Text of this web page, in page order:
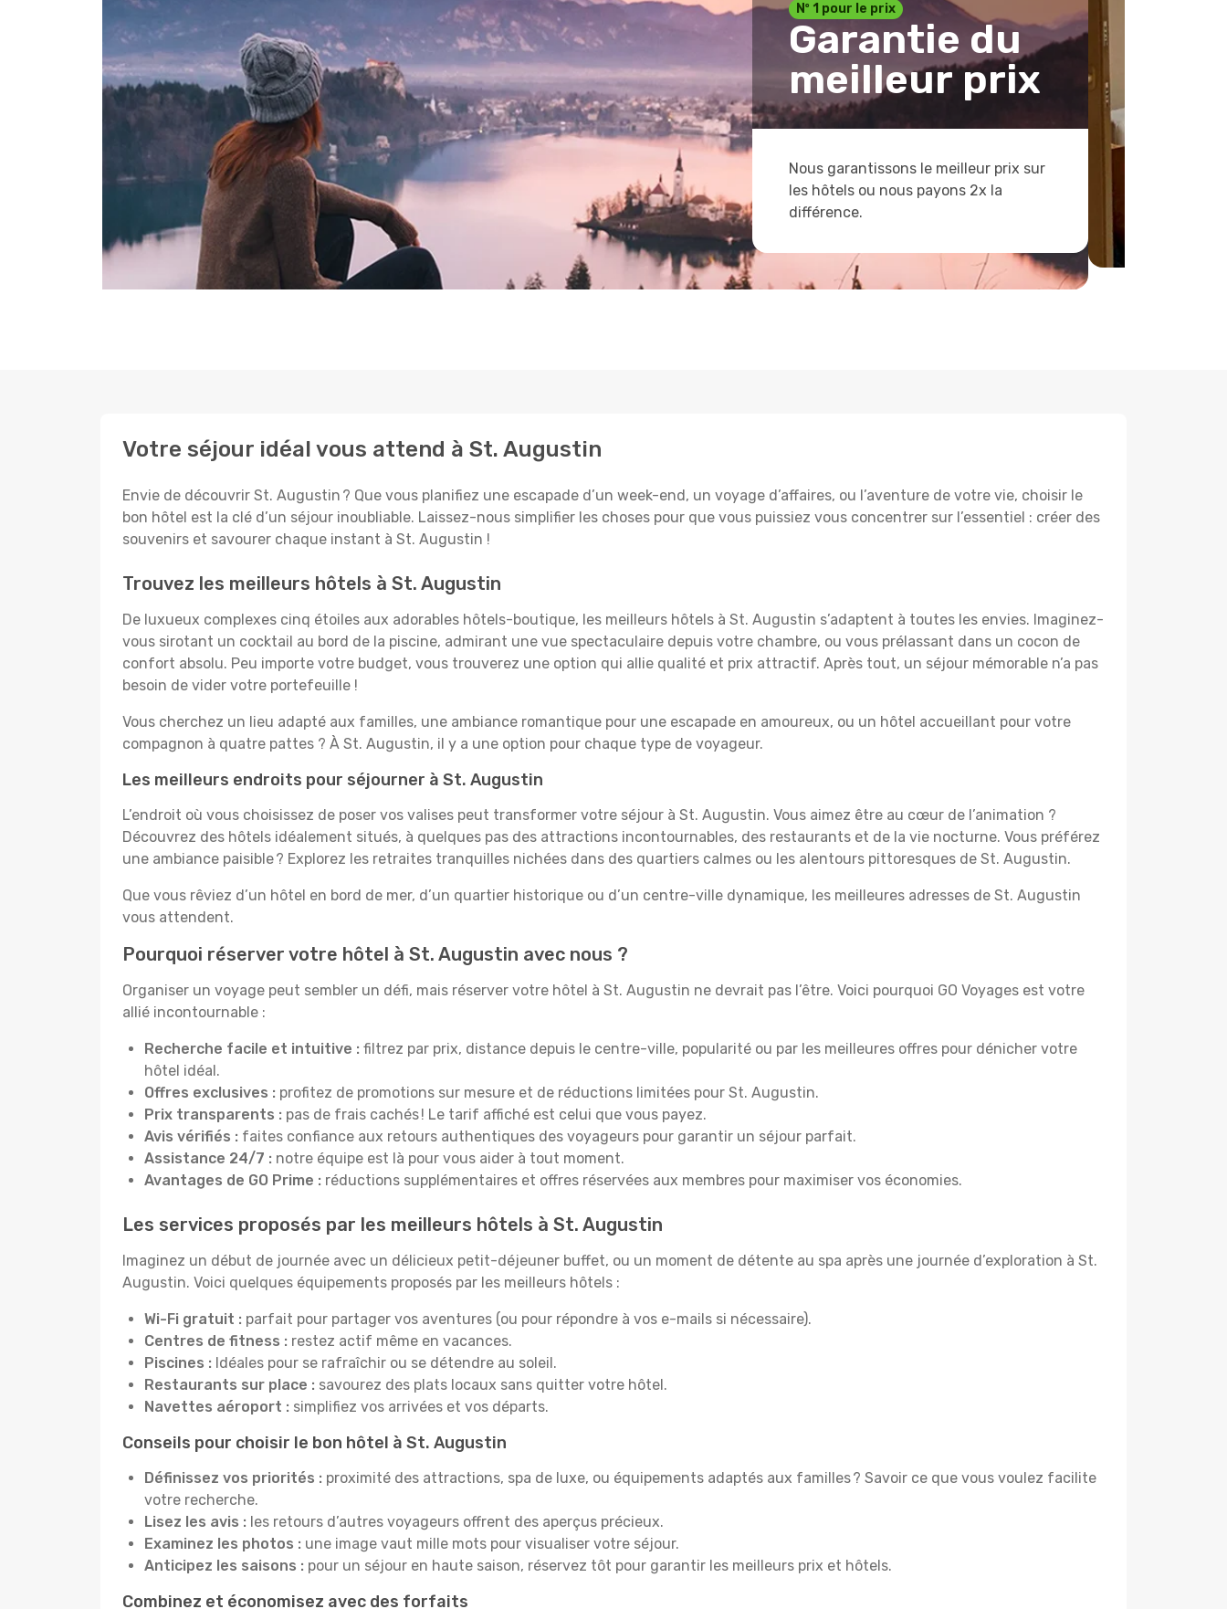
Nº 1 pour le prix
Garantie du
meilleur prix
Nous garantissons le meilleur prix sur
les hôtels ou nous payons 2x la
différence.
Votre séjour idéal vous attend à St. Augustin
Envie de découvrir St. Augustin ? Que vous planifiez une escapade d’un week-end, un voyage d’affaires, ou l’aventure de votre vie, choisir le
bon hôtel est la clé d’un séjour inoubliable. Laissez-nous simplifier les choses pour que vous puissiez vous concentrer sur l’essentiel : créer des
souvenirs et savourer chaque instant à St. Augustin !
Trouvez les meilleurs hôtels à St. Augustin
De luxueux complexes cinq étoiles aux adorables hôtels-boutique, les meilleurs hôtels à St. Augustin s’adaptent à toutes les envies. Imaginez-
vous sirotant un cocktail au bord de la piscine, admirant une vue spectaculaire depuis votre chambre, ou vous prélassant dans un cocon de
confort absolu. Peu importe votre budget, vous trouverez une option qui allie qualité et prix attractif. Après tout, un séjour mémorable n’a pas
besoin de vider votre portefeuille !
Vous cherchez un lieu adapté aux familles, une ambiance romantique pour une escapade en amoureux, ou un hôtel accueillant pour votre
compagnon à quatre pattes ? À St. Augustin, il y a une option pour chaque type de voyageur.
Les meilleurs endroits pour séjourner à St. Augustin
L’endroit où vous choisissez de poser vos valises peut transformer votre séjour à St. Augustin. Vous aimez être au cœur de l’animation ?
Découvrez des hôtels idéalement situés, à quelques pas des attractions incontournables, des restaurants et de la vie nocturne. Vous préférez
une ambiance paisible ? Explorez les retraites tranquilles nichées dans des quartiers calmes ou les alentours pittoresques de St. Augustin.
Que vous rêviez d’un hôtel en bord de mer, d’un quartier historique ou d’un centre-ville dynamique, les meilleures adresses de St. Augustin
vous attendent.
Pourquoi réserver votre hôtel à St. Augustin avec nous ?
Organiser un voyage peut sembler un défi, mais réserver votre hôtel à St. Augustin ne devrait pas l’être. Voici pourquoi GO Voyages est votre
allié incontournable :
Recherche facile et intuitive : filtrez par prix, distance depuis le centre-ville, popularité ou par les meilleures offres pour dénicher votre
hôtel idéal.
Offres exclusives : profitez de promotions sur mesure et de réductions limitées pour St. Augustin.
Prix transparents : pas de frais cachés ! Le tarif affiché est celui que vous payez.
Avis vérifiés : faites confiance aux retours authentiques des voyageurs pour garantir un séjour parfait.
Assistance 24/7 : notre équipe est là pour vous aider à tout moment.
Avantages de GO Prime : réductions supplémentaires et offres réservées aux membres pour maximiser vos économies.
Les services proposés par les meilleurs hôtels à St. Augustin
Imaginez un début de journée avec un délicieux petit-déjeuner buffet, ou un moment de détente au spa après une journée d’exploration à St.
Augustin. Voici quelques équipements proposés par les meilleurs hôtels :
Wi-Fi gratuit : parfait pour partager vos aventures (ou pour répondre à vos e-mails si nécessaire).
Centres de fitness : restez actif même en vacances.
Piscines : Idéales pour se rafraîchir ou se détendre au soleil.
Restaurants sur place : savourez des plats locaux sans quitter votre hôtel.
Navettes aéroport : simplifiez vos arrivées et vos départs.
Conseils pour choisir le bon hôtel à St. Augustin
Définissez vos priorités : proximité des attractions, spa de luxe, ou équipements adaptés aux familles ? Savoir ce que vous voulez facilite
votre recherche.
Lisez les avis : les retours d’autres voyageurs offrent des aperçus précieux.
Examinez les photos : une image vaut mille mots pour visualiser votre séjour.
Anticipez les saisons : pour un séjour en haute saison, réservez tôt pour garantir les meilleurs prix et hôtels.
Combinez et économisez avec des forfaits